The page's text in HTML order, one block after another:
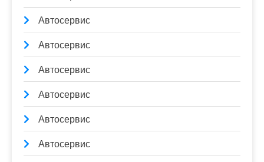
Автосервис
Автосервис
Автосервис
Автосервис
Автосервис
Автосервис